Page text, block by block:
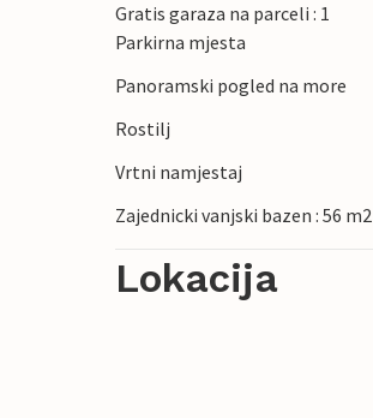
Gratis garaza na parceli : 1
Parkirna mjesta
Panoramski pogled na more
Rostilj
Vrtni namjestaj
Zajednicki vanjski bazen : 56 m2
Lokacija